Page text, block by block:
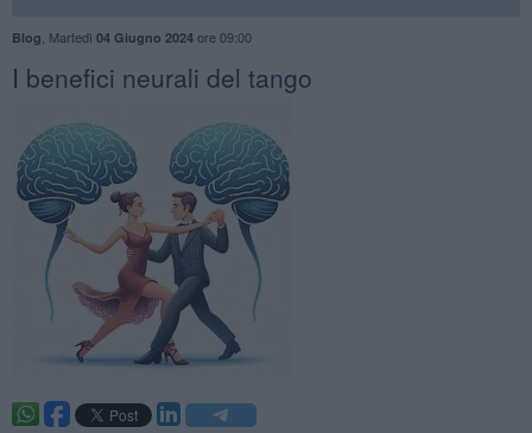
Blog Martedì 04 Giugno 2024ore 09:00
​I benefici neurali del tango